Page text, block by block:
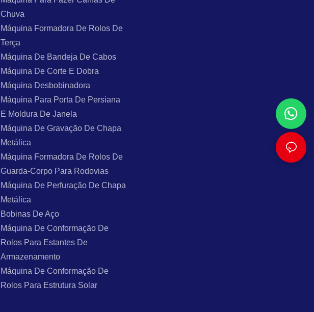
Chuva
Máquina Formadora De Rolos De
Terça
Máquina De Bandeja De Cabos
Máquina De Corte E Dobra
Máquina Desbobinadora
Máquina Para Porta De Persiana
E Moldura De Janela
Máquina De Gravação De Chapa
Metálica
Máquina Formadora De Rolos De
Guarda-Corpo Para Rodovias
Máquina De Perfuração De Chapa
Metálica
Bobinas De Aço
Máquina De Conformação De
Rolos Para Estantes De
Armazenamento
Máquina De Conformação De
Rolos Para Estrutura Solar